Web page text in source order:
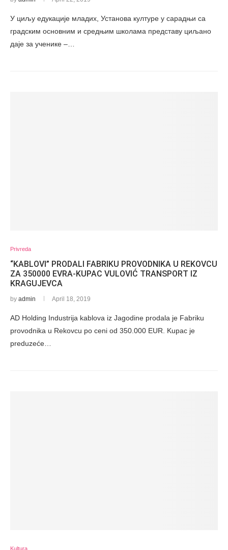
У циљу едукације младих, Установа културе у сарадњи са
градским основним и средњим школама представу циљано
даје за ученике –…
Privreda
“KABLOVI” PRODALI FABRIKU PROVODNIKA U REKOVCU
ZA 350000 EVRA-KUPAC VULOVIĆ TRANSPORT IZ
KRAGUJEVCA
by admin April 18, 2019
AD Holding Industrija kablova iz Jagodine prodala je Fabriku
provodnika u Rekovcu po ceni od 350.000 EUR. Kupac je
preduzeće…
Kultura